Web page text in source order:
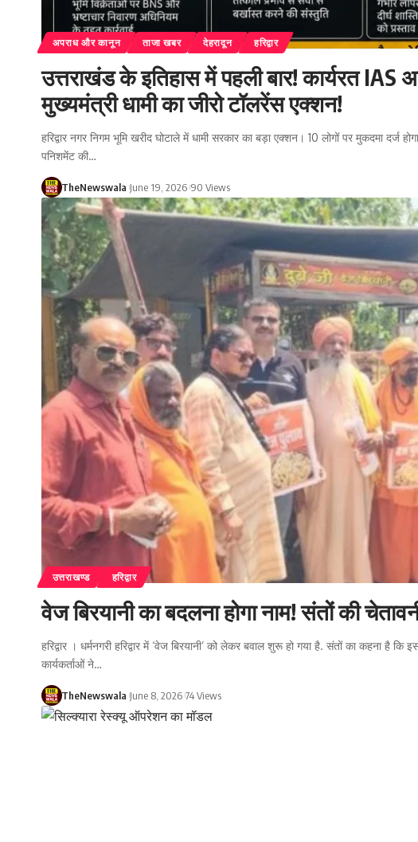
अपराध और कानून ताजा खबर देहरादून हरिद्वार
उत्तराखंड के इतिहास में पहली बार! कार्यरत IAS
मुख्यमंत्री धामी का जीरो टॉलरेंस एक्शन!
हरिद्वार नगर निगम भूमि खरीद घोटाले में धामी सरकार का बड़ा एक्शन। 10 लोगों पर मुकदमा दर्ज
पनिशमेंट की…
TheNewswala June 19, 2026 90 Views
उत्तराखण्ड हरिद्वार
वेज बिरयानी का बदलना होगा नाम! संतों की
हरिद्वार । धर्मनगरी हरिद्वार में ‘वेज बिरयानी’ को लेकर बवाल शुरू हो गया है. संतों का कहना है
कार्यकर्ताओं ने…
TheNewswala June 8, 2026 74 Views